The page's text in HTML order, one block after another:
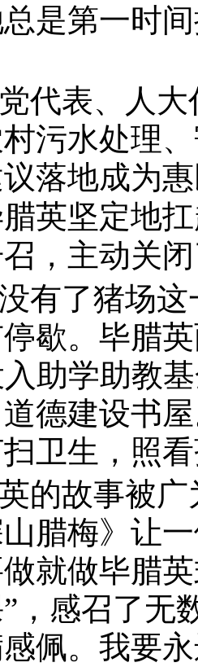
是第一时
代表、人
污水处理
落地成为
腊英坚定地
，主动关
有了猪场
歇。毕腊
入助学助教
德建设书
卫生，照
的故事被
腊梅》让
就做毕腊
，感召了无
佩。我要